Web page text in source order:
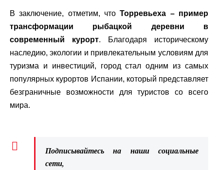
В заключение, отметим, что Торревьеха – пример
трансформации рыбацкой деревни в
современный курорт. Благодаря историческому
наследию, экологии и привлекательным условиям для
туризма и инвестиций, город стал одним из самых
популярных курортов Испании, который представляет
безграничные возможности для туристов со всего
мира.
Подписывайтесь на наши социальные
сети,